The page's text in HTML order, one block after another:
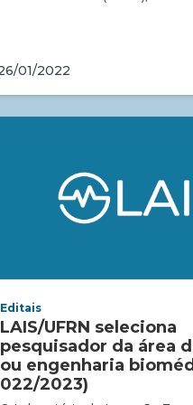
01/2022
Editais
LAIS/UFRN seleciona
pesquisador da área
ou engenharia
022/2023)